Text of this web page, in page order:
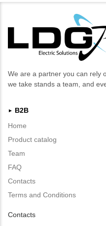
We are a partner you can rely
we take stands a team, and
►
B2B
Home
Product catalog
Team
FAQ
Contacts
Terms and Conditions
Contacts